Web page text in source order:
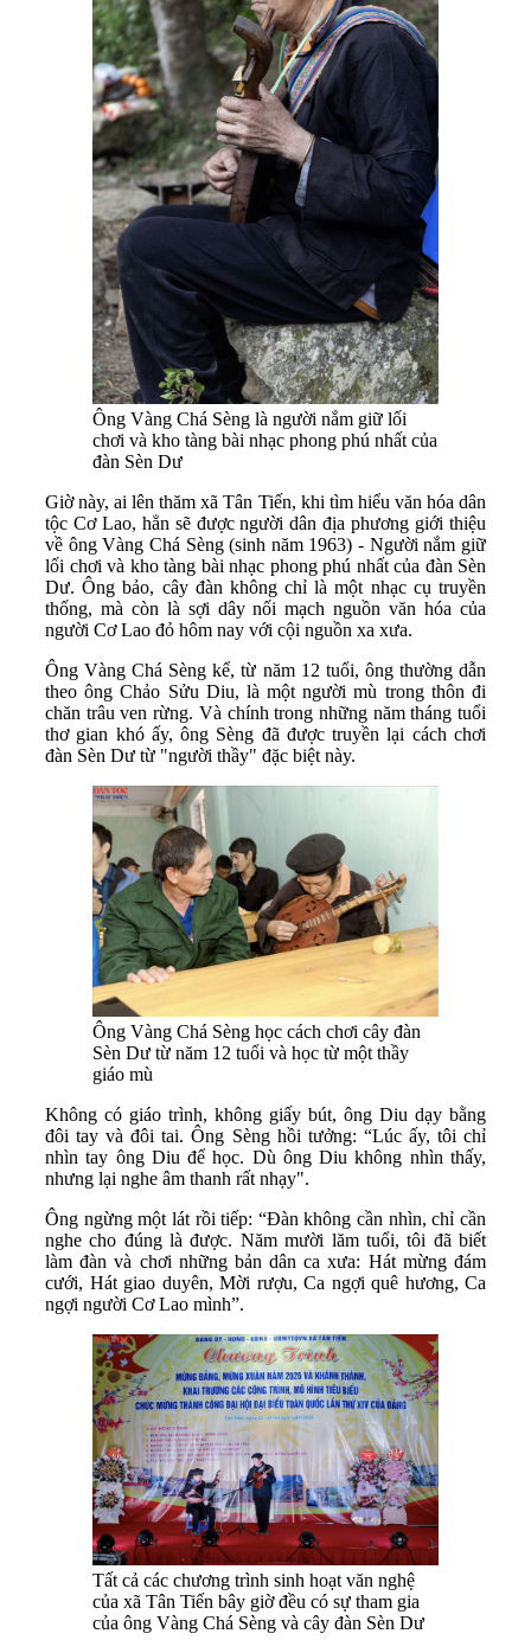
Ông Vàng Chá Sèng là người nắm giữ lối
chơi và kho tàng bài nhạc phong phú nhất của
đàn Sèn Dư
Giờ này, ai lên thăm xã Tân Tiến, khi tìm hiểu văn hóa dân
tộc Cơ Lao, hẳn sẽ được người dân địa phương giới thiệu
về ông Vàng Chá Sèng (sinh năm 1963) - Người nắm giữ
lối chơi và kho tàng bài nhạc phong phú nhất của đàn Sèn
Dư. Ông bảo, cây đàn không chỉ là một nhạc cụ truyền
thống, mà còn là sợi dây nối mạch nguồn văn hóa của
người Cơ Lao đỏ hôm nay với cội nguồn xa xưa.
Ông Vàng Chá Sèng kể, từ năm 12 tuổi, ông thường dẫn
theo ông Chảo Sửu Diu, là một người mù trong thôn đi
chăn trâu ven rừng. Và chính trong những năm tháng tuổi
thơ gian khó ấy, ông Sèng đã được truyền lại cách chơi
đàn Sèn Dư từ "người thầy" đặc biệt này.
Ông Vàng Chá Sèng học cách chơi cây đàn
Sèn Dư từ năm 12 tuổi và học từ một thầy
giáo mù
Không có giáo trình, không giấy bút, ông Diu dạy bằng
đôi tay và đôi tai. Ông Sèng hồi tưởng: “Lúc ấy, tôi chỉ
nhìn tay ông Diu để học. Dù ông Diu không nhìn thấy,
nhưng lại nghe âm thanh rất nhạy".
Ông ngừng một lát rồi tiếp: “Đàn không cần nhìn, chỉ cần
nghe cho đúng là được. Năm mười lăm tuổi, tôi đã biết
làm đàn và chơi những bản dân ca xưa: Hát mừng đám
cưới, Hát giao duyên, Mời rượu, Ca ngợi quê hương, Ca
ngợi người Cơ Lao mình”.
Tất cả các chương trình sinh hoạt văn nghệ
của xã Tân Tiến bây giờ đều có sự tham gia
của ông Vàng Chá Sèng và cây đàn Sèn Dư